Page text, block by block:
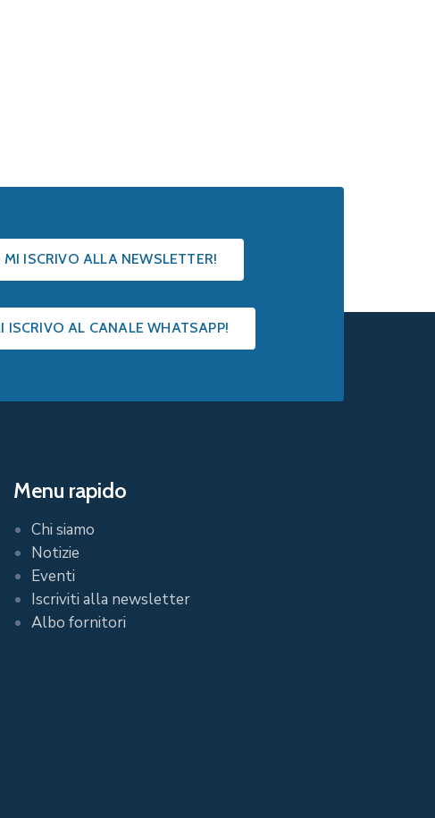
MI ISCRIVO ALLA NEWSLETTER!
ISCRIVO AL CANALE WHATSAPP!
Menu rapido
Chi siamo
Notizie
Eventi
Iscriviti alla newsletter
Albo fornitori